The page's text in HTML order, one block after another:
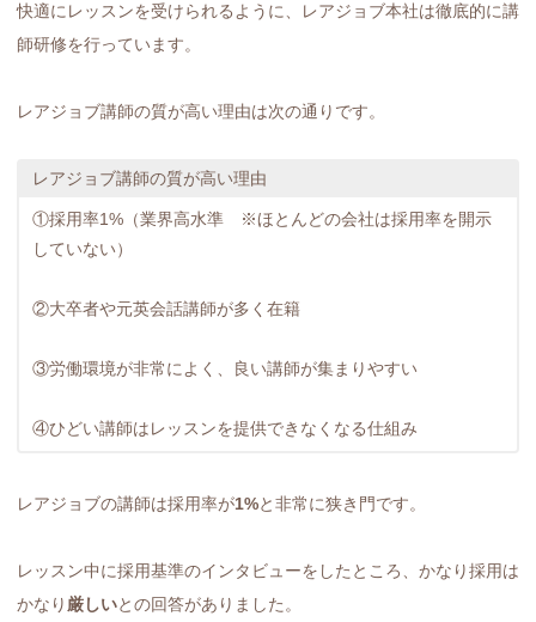
快適にレッスンを受けられるように、レアジョブ本社は徹底的に講
師研修を行っています。
レアジョブ講師の質が高い理由は次の通りです。
レアジョブ講師の質が高い理由
①採用率1%（業界高水準 ※ほとんどの会社は採用率を開示
していない）
②大卒者や元英会話講師が多く在籍
③労働環境が非常によく、良い講師が集まりやすい
④ひどい講師はレッスンを提供できなくなる仕組み
レアジョブの講師は採用率が1%と非常に狭き門です。
レッスン中に採用基準のインタビューをしたところ、かなり採用は
かなり 厳しいとの回答がありました。